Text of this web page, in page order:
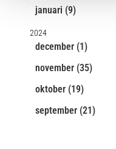
januari (9)
2024
december (1)
november (35)
oktober (19)
september (21)